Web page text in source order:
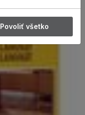
Povoliť všetko